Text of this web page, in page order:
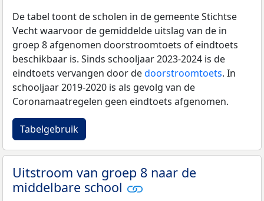
De tabel toont de scholen in de gemeente Stichtse
Vecht waarvoor de gemiddelde uitslag van de in
groep 8 afgenomen doorstroomtoets of eindtoets
beschikbaar is. Sinds schooljaar 2023-2024 is de
eindtoets vervangen door dedoorstroomtoets. In
schooljaar 2019-2020 is als gevolg van de
Coronamaatregelen geen eindtoets afgenomen.
Tabelgebruik
Uitstroom van groep 8 naar de
middelbare school